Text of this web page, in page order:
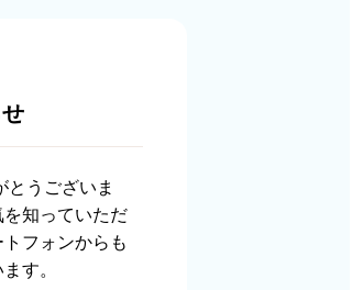
とうございま
知っていただ
フォンからも
す。